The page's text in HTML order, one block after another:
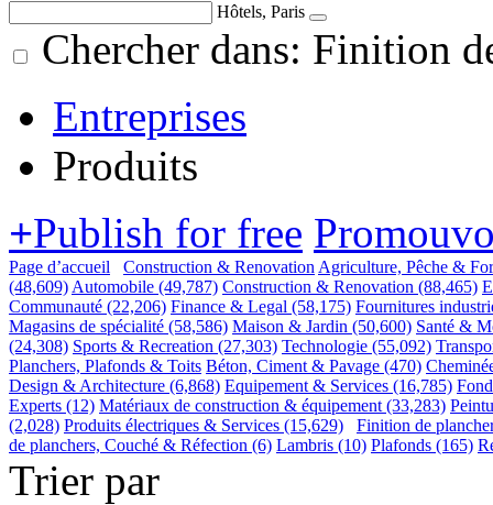
Hôtels, Paris
Chercher dans: Finition
Entreprises
Produits
+Publish for free
Page d’accueil Construction & Renovation Agriculture, Pêche &
(48,609) Automobile (49,787) Construction & Renovation (88,465)
Communauté (22,206) Finance & Legal (58,175) Fournitures
Magasins de spécialité (58,586) Maison & Jardin (50,600) Santé &
(24,308) Sports & Recreation (27,303) Technologie (55,092)
Planchers, Plafonds & Toits Béton, Ciment & Pavage (470)
Design & Architecture (6,868) Equipement & Services (16,785)
Experts (12) Matériaux de construction & équipement (33,283)
(2,028) Produits électriques & Services (15,629)
Finition de
de planchers, Couché & Réfection (6) Lambris (10) Plafonds (165)
Trier par